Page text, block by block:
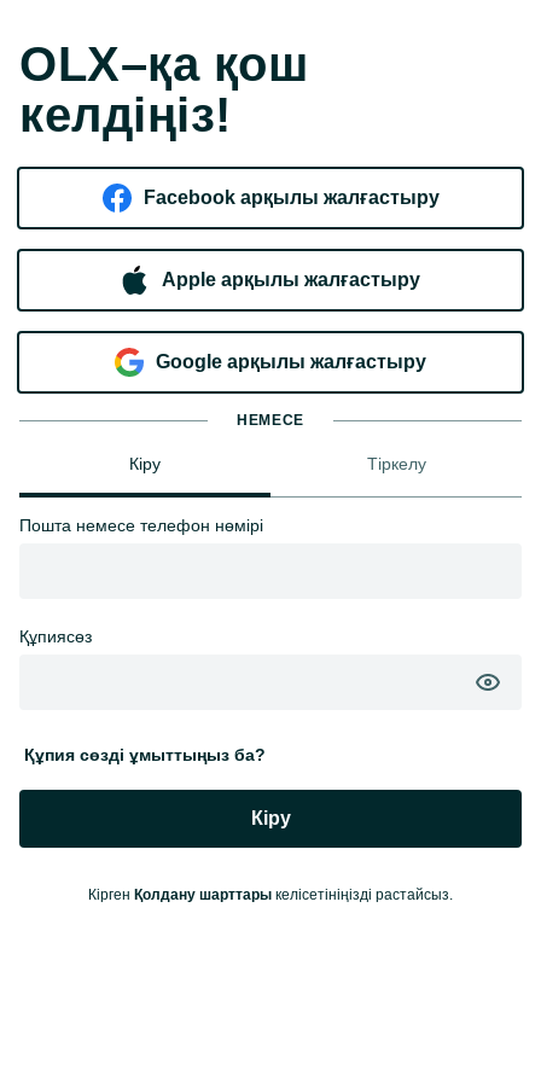
OLX–қа қош
келдіңіз!
Facebook арқылы жалғастыру
Apple арқылы жалғастыру
Google арқылы жалғастыру
НЕМЕСЕ
Кіру Тіркелу
Пошта немесе телефон нөмірі
Құпиясөз
Құпия сөзді ұмыттыңыз ба?
Кіру
Кірген Қолдану шарттары келісетініңізді растайсыз.